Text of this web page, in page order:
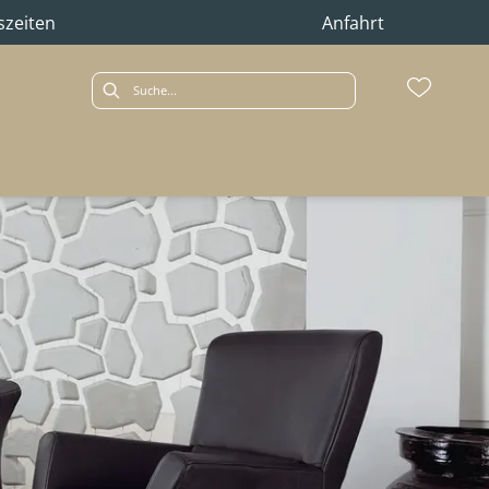
Anfahrt